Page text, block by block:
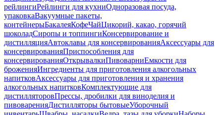
рейлингиРейлинги для кухниОдноразовая посуда,
упаковкаВакуумные пакеты,
контейнерыБакалеяКофеЧайЦикорий, какао, горячий
шоколадСиропы и топпингиКонсервирование и
дистилляцияАвтоклавы для консервированияАксессуары для
консервированияПриспособления для
консервированияОткрывалкиПивоварниЕмкости для
броженияИнгредиенты для приготовления алкогольных
напитковАксессуары для приготовления и хранения
алкогольных напитковКомплектующие для
дистилляторовПрессы, дробилки для виноделия и
пивоваренияДистилляторы бытовыеУборочный